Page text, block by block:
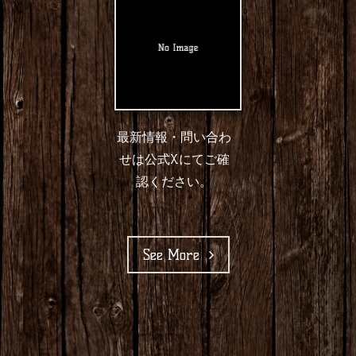
最新情報・問い合わ
せは公式Xにてご確
認ください。
See More